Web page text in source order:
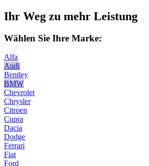
Ihr Weg zu mehr Leistung
Wählen Sie Ihre Marke:
Alfa
Audi
Bentley
BMW
Chevrolet
Chrysler
Citroen
Cupra
Dacia
Dodge
Ferrari
Fiat
Ford